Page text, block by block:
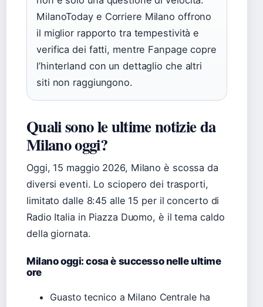
MilanoToday e Corriere Milano offrono
il miglior rapporto tra tempestività e
verifica dei fatti, mentre Fanpage copre
l’hinterland con un dettaglio che altri
siti non raggiungono.
Quali sono le ultime notizie da
Milano oggi?
Oggi, 15 maggio 2026, Milano è scossa da
diversi eventi. Lo sciopero dei trasporti,
limitato dalle 8:45 alle 15 per il concerto di
Radio Italia in Piazza Duomo, è il tema caldo
della giornata.
Milano oggi: cosa è successo nelle ultime
ore
Guasto tecnico a Milano Centrale ha